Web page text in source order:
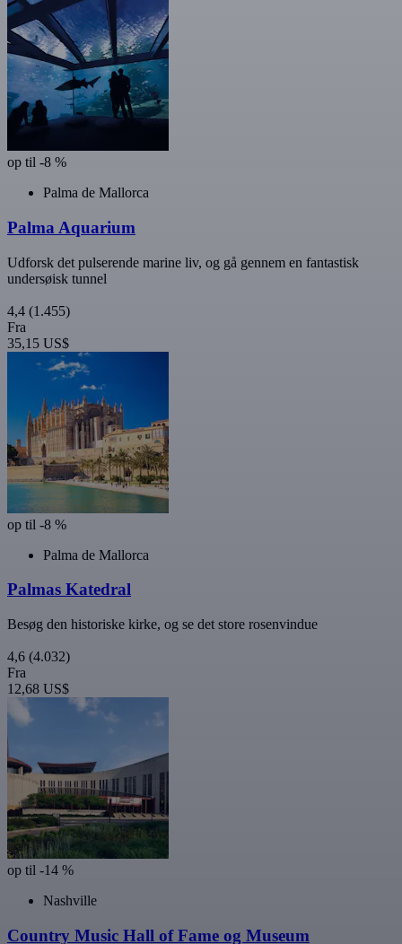
op til -8 %
Palma de Mallorca
Palma Aquarium
Udforsk det pulserende marine liv, og gå gennem en fantastisk
undersøisk tunnel
4,4 (1.455)
Fra
35,15 US$
op til -8 %
Palma de Mallorca
Palmas Katedral
Besøg den historiske kirke, og se det store rosenvindue
4,6 (4.032)
Fra
12,68 US$
op til -14 %
Nashville
Country Music Hall of Fame og Museum